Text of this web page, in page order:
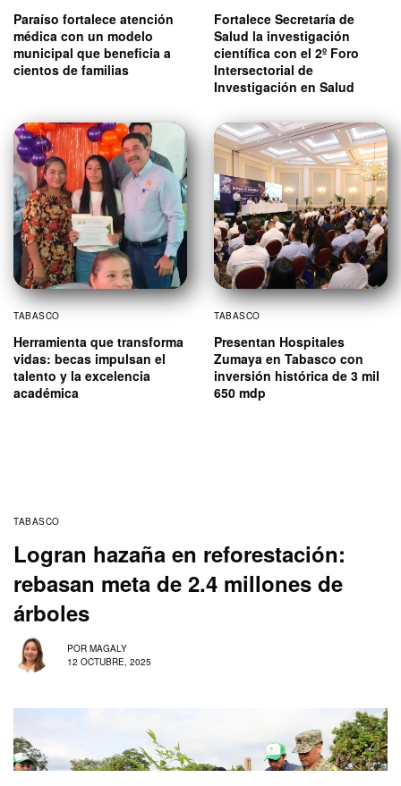
Paraíso fortalece atención
médica con un modelo
municipal que beneficia a
cientos de familias
Fortalece Secretaría de
Salud la investigación
científica con el 2º Foro
Intersectorial de
Investigación en Salud
TABASCO
Herramienta que transforma
vidas: becas impulsan el
talento y la excelencia
académica
TABASCO
Presentan Hospitales
Zumaya en Tabasco con
inversión histórica de 3 mil
650 mdp
TABASCO
Logran hazaña en reforestación:
rebasan meta de 2.4 millones de
árboles
POR MAGALY
12 OCTUBRE, 2025